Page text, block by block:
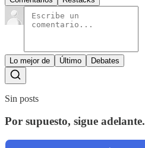
Lo mejor de Último Debates
Sin posts
Por supuesto, sigue adelante.